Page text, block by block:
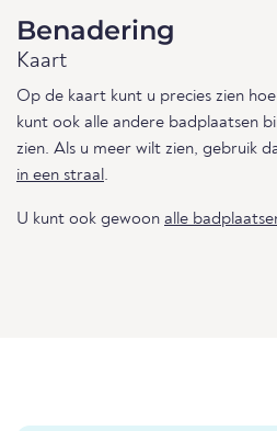
Benadering
Kaart
Op de kaart kunt u precies zien
kunt ook alle andere badplaatsen
zien. Als u meer wilt zien, gebruik
in een straal.
U kunt ook gewoon alle